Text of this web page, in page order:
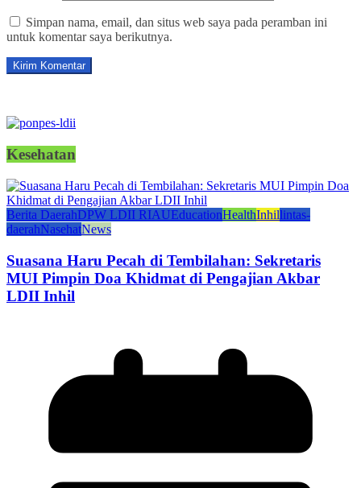
Simpan nama, email, dan situs web saya pada peramban ini
untuk komentar saya berikutnya.
Kesehatan
Berita DaerahDPW LDII RIAUEducationHealthInhillintas-
daerahNasehatNews
Suasana Haru Pecah di Tembilahan: Sekretaris
MUI Pimpin Doa Khidmat di Pengajian Akbar
LDII Inhil